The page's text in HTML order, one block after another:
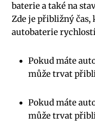
baterie a také na
Zde je přibližný
autobaterie
Pokud máte
může trvat
Pokud máte
může trvat